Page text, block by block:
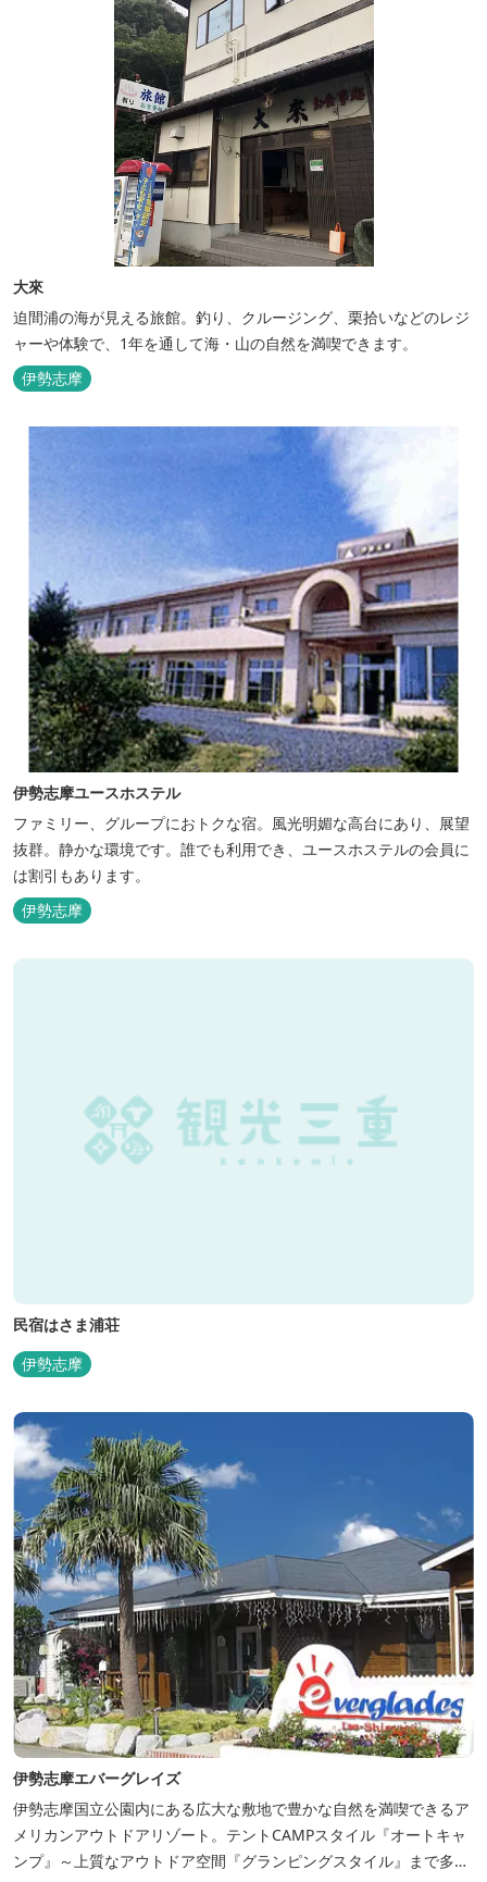
大來
迫間浦の海が見える旅館。釣り、クルージング、栗拾いなどのレジ
ャーや体験で、1年を通して海・山の自然を満喫できます。
伊勢志摩
伊勢志摩ユースホステル
ファミリー、グループにおトクな宿。風光明媚な高台にあり、展望
抜群。静かな環境です。誰でも利用でき、ユースホステルの会員に
は割引もあります。
伊勢志摩
民宿はさま浦荘
伊勢志摩
伊勢志摩エバーグレイズ
伊勢志摩国立公園内にある広大な敷地で豊かな自然を満喫できるア
メリカンアウトドアリゾート。テントCAMPスタイル『オートキャ
ンプ』～上質なアウトドア空間『グランピングスタイル』まで多彩